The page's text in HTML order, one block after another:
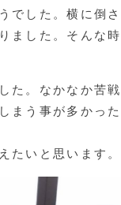
でした。横に倒
ました。そんな
。なかなか苦
まう事が多かっ
たいと思います。